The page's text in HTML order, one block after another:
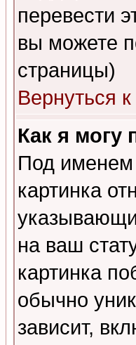
перевести
вы можете
страницы)
Вернуться
Как я могу
Под именем
картинка
на ваш
картинка
обычно
зависит,